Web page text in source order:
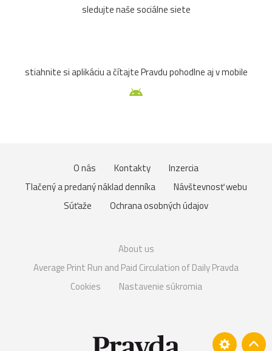
sledujte naše sociálne siete
stiahnite si aplikáciu a čítajte Pravdu pohodlne aj v mobile
O nás Kontakty
Inzercia
Tlačený a predaný náklad denníka
Návštevnosť webu
Súťaže
Ochrana osobných údajov
About us
Average Print Run and Paid Circulation of Daily Pravda
Cookies
Nastavenie súkromia